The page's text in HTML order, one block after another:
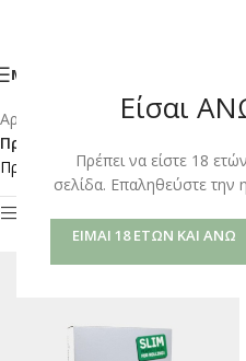
Είσαι
Πρέπει να είστε 18
σελίδα. Επαληθεύστε την
ΕΊΜΑΙ 18 ΕΤΏΝ ΚΑΙ ΆΝΩ
ΜΕΝΟΎ
Αρχική σελίδα Shop/
Προϊόντα με ετικέτα
Προβάλλονται όλα - 2